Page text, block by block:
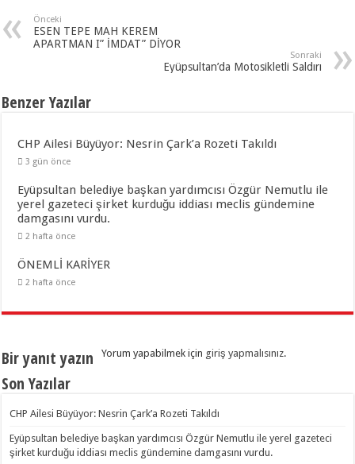
Önceki
ESEN TEPE MAH KEREM
APARTMAN I” İMDAT” DİYOR
Sonraki
Eyüpsultan’da Motosikletli Saldırı
Benzer Yazılar
CHP Ailesi Büyüyor: Nesrin Çark’a Rozeti Takıldı
3 gün önce
Eyüpsultan belediye başkan yardımcısı Özgür Nemutlu ile
yerel gazeteci şirket kurduğu iddiası meclis gündemine
damgasını vurdu.
2 hafta önce
ÖNEMLİ KARİYER
2 hafta önce
Bir yanıt yazın Yorum yapabilmek için giriş yapmalısınız.
Son Yazılar
CHP Ailesi Büyüyor: Nesrin Çark’a Rozeti Takıldı
Eyüpsultan belediye başkan yardımcısı Özgür Nemutlu ile yerel gazeteci
şirket kurduğu iddiası meclis gündemine damgasını vurdu.